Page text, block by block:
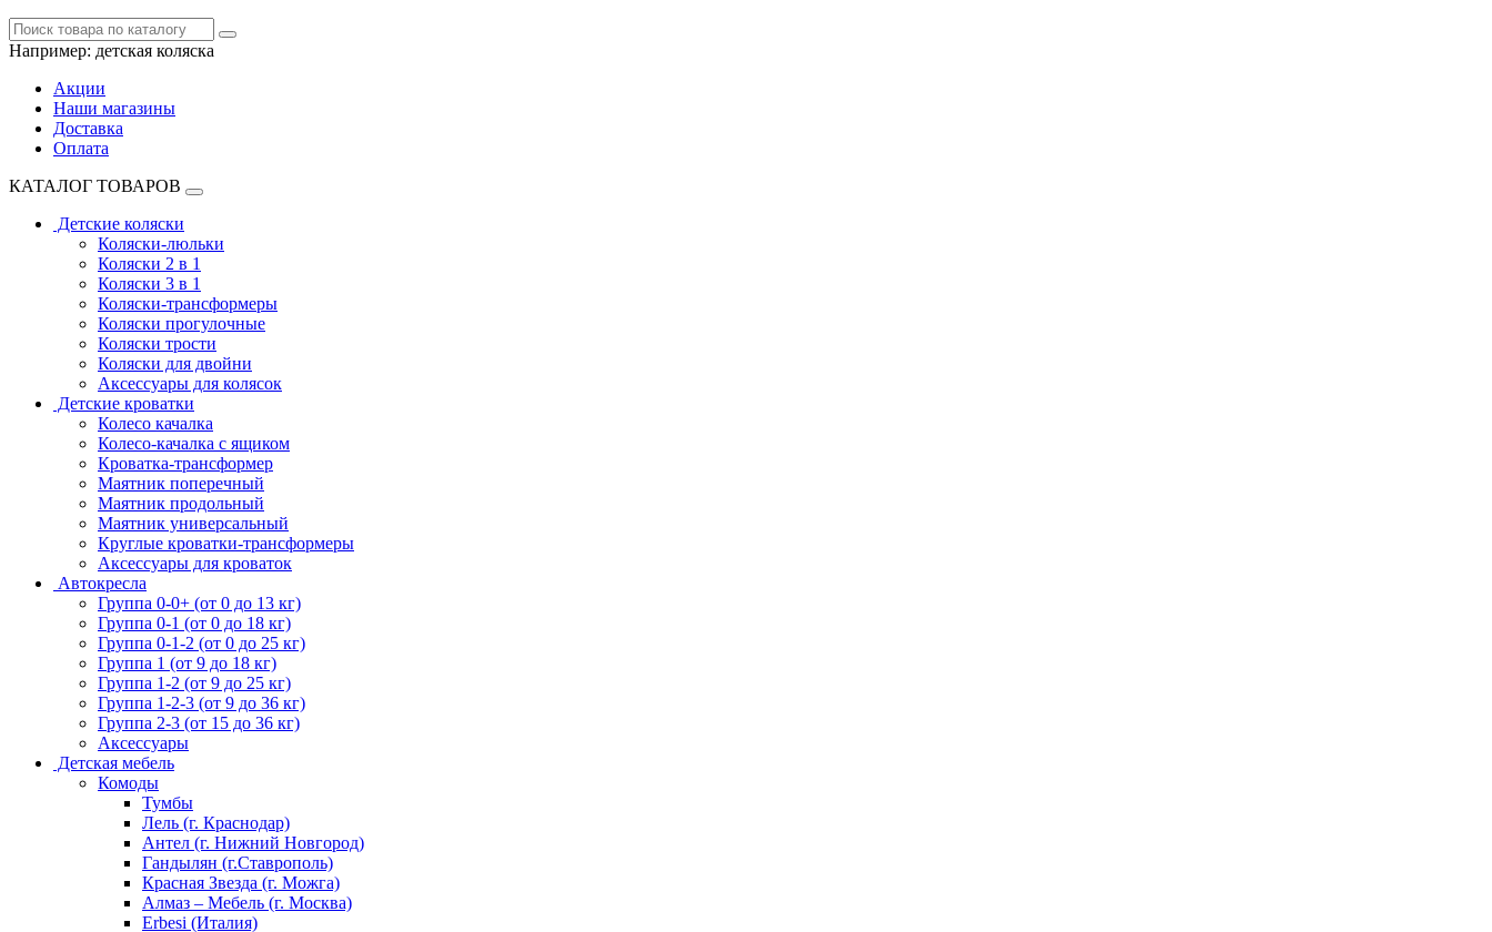
Например: детская коляска
Акции
Наши магазины
Доставка
Оплата
КАТАЛОГ ТОВАРОВ
Детские коляски
Коляски-люльки
Коляски 2 в 1
Коляски 3 в 1
Коляски-трансформеры
Коляски прогулочные
Коляски трости
Коляски для двойни
Аксессуары для колясок
Детские кроватки
Колесо качалка
Колесо-качалка с ящиком
Кроватка-трансформер
Маятник поперечный
Маятник продольный
Маятник универсальный
Круглые кроватки-трансформеры
Аксессуары для кроваток
Автокресла
Группа 0-0+ (от 0 до 13 кг)
Группа 0-1 (от 0 до 18 кг)
Группа 0-1-2 (от 0 до 25 кг)
Группа 1 (от 9 до 18 кг)
Группа 1-2 (от 9 до 25 кг)
Группа 1-2-3 (от 9 до 36 кг)
Группа 2-3 (от 15 до 36 кг)
Аксессуары
Детская мебель
Комоды
Тумбы
Лель (г. Краснодар)
Антел (г. Нижний Новгород)
Гандылян (г.Ставрополь)
Красная Звезда (г. Можга)
Алмаз – Мебель (г. Москва)
Erbesi (Италия)